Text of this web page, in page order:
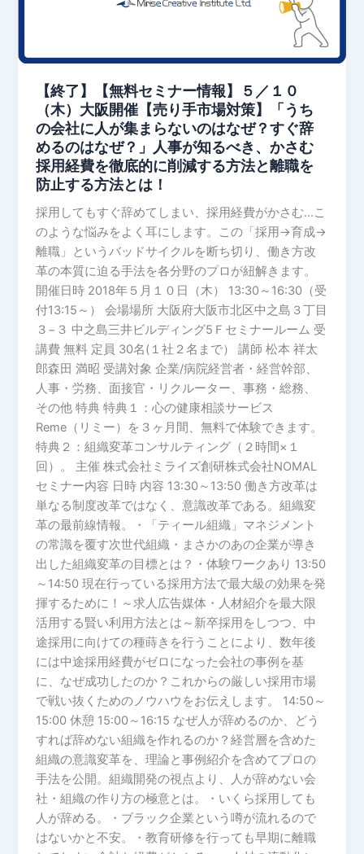
【終了】【無料セミナー情報】５／１０
（木）大阪開催【売り手市場対策】「うち
の会社に人が集まらないのはなぜ？すぐ辞
めるのはなぜ？」人事が知るべき、かさむ
採用経費を徹底的に削減する方法と離職を
防止する方法とは！
採用してもすぐ辞めてしまい、採用経費がかさむ…こ
のような悩みをよく耳にします。この「採用→育成→
離職」というバッドサイクルを断ち切り、働き方改
革の本質に迫る手法を各分野のプロが紐解きます。
開催日時 2018年５月１０日（木） 13:30～16:30（受
付13:15～） 会場場所 ​大阪府大阪市北区中之島３丁目
３−３ 中之島三井ビルディング5Ｆセミナールーム 受
講費 無料 定員 30名(１社２名まで） 講師 松本 祥太
郎森田 満昭 受講対象 企業/病院経営者・経営幹部、
人事・労務、面接官・リクルーター、事務・総務、
その他 特典 特典１：心の健康相談サービス
Reme（リミー）を３ヶ月間、無料で体験できます。
特典２：組織変革コンサルティング（２時間×１
回）。 主催 株式会社ミライズ創研株式会社NOMAL
セミナー内容 日時 内容 13:30～13:50 働き方改革は
単なる制度改革ではなく、意識改革である。組織変
革の最前線情報。・「ティール組織」マネジメント
の常識を覆す次世代組織・まさかのあの企業が導き
出した組織変革の目標とは？・体験ワークあり 13:50
～14:50 現在行っている採用方法で最大級の効果を発
揮するために！～求人広告媒体・人材紹介を最大限
活用する賢い利用方法とは～新卒採用をしつつ、中
途採用に向けての種蒔きを行うことにより、数年後
には中途採用経費がゼロになった会社の事例を基
に、なぜ成功したのか？これからの厳しい採用市場
で戦い抜くためのノウハウをお伝えします。 14:50～
15:00 休憩 15:00～16:15 なぜ人が辞めるのか、どう
すれば辞めない組織を作れるのか？経営層を含めた
組織の意識変革を、理論と事例紹介を含めてプロの
手法を公開。組織開発の視点より、人が辞めない会
社・組織の作り方の極意とは。・いくら採用しても
人が辞める。・ブラック企業という噂が流れるので
はないかと不安。・教育研修を行っても早期に離職
情
５
／
１
０
（木）
大
阪
開
催
【売
り
手
市
場
対
策】
「う
ち
の
会
社
に
人
が
集
ま
ら
な
い
の
は
な
ぜ？
す
ぐ
辞
め
る
の